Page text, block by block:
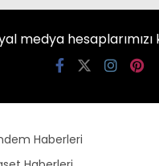
medya
Haberleri